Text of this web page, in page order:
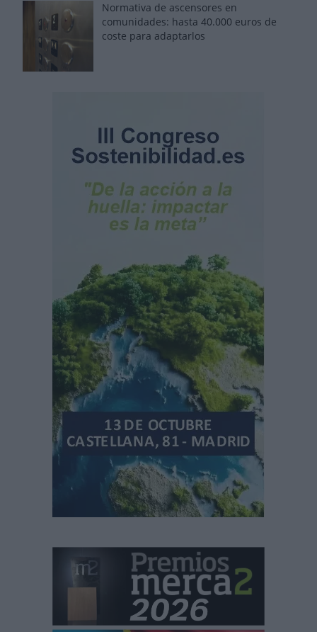
Normativa de ascensores en
comunidades: hasta 40.000 euros de
coste para adaptarlos